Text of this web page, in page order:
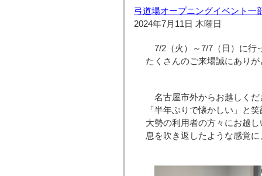
弓道場オープニングイベント一
2024年7月11日 木曜日
7/2（火）～7/7（日）に行
たくさんのご来場誠にあり
名古屋市外からお越しく
「半年ぶりで懐かしい」と
大勢の利用者の方々にお越
息を吹き返したような感覚